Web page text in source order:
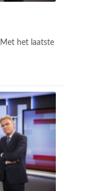
Met het laatste